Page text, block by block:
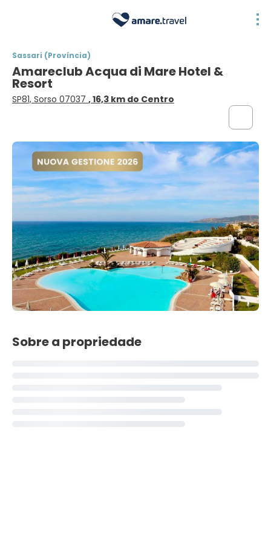
Sassari (Província)
Amareclub Acqua di Mare Hotel &
Resort
SP81, Sorso 07037 , 16,3 km do Centro
Sobre a propriedade